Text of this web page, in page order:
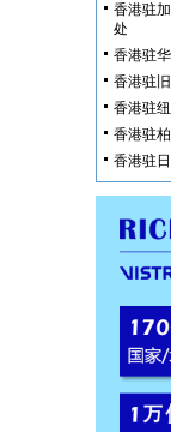
香港驻
处
香港驻
香港驻
香港驻
香港驻
香港驻